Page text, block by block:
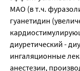
МАО (в т.ч.
гуанетидин
диуретический -
ингаляционные
анестезии,